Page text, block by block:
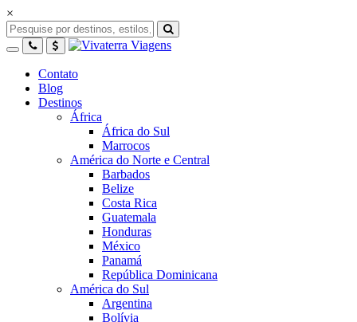
×
Contato
Blog
Destinos
África
África do Sul
Marrocos
América do Norte e Central
Barbados
Belize
Costa Rica
Guatemala
Honduras
México
Panamá
República Dominicana
América do Sul
Argentina
Bolívia